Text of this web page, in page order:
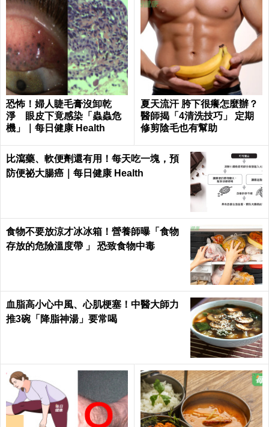
恐怖！婦人睫毛膏沒卸乾
淨 眼皮下竟感染「蟲蟲危
機」｜每日健康 Health
夏天流汗 胯下很癢怎麼辦？
醫師揭「4清洗技巧」 定期
修剪陰毛也有幫助
比瀉藥、軟便劑還有用！每天吃一塊，預
防便祕大腸癌｜每日健康 Health
食物不要放涼才冰冰箱！營養師曝「食物
存放的危險溫度帶 」 恐致食物中毒
血脂高小心中風、心肌梗塞！中醫大師力
推3碗「降脂神湯」要常喝